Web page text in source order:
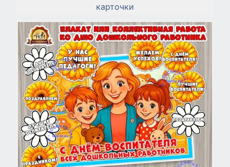
карточки